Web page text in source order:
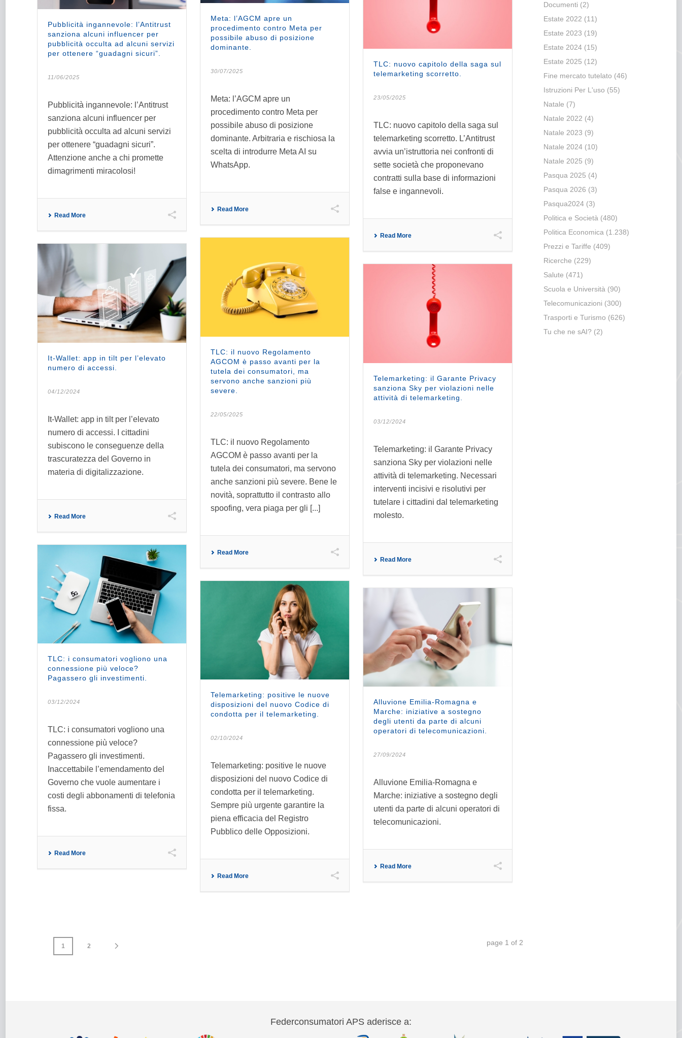
Meta: l’AGCM apre un
procedimento contro Meta per
possibile abuso di posizione
dominante.
30/07/2025
Meta: l’AGCM apre un
procedimento contro Meta per
possibile abuso di posizione
dominante. Arbitraria e rischiosa la
scelta di introdurre Meta AI su
WhatsApp.
Read More
Pubblicità ingannevole: l’Antitrust
sanziona alcuni influencer per
pubblicità occulta ad alcuni servizi
per ottenere “guadagni sicuri”.
11/06/2025
Pubblicità ingannevole: l’Antitrust
sanziona alcuni influencer per
pubblicità occulta ad alcuni servizi
per ottenere “guadagni sicuri”.
Attenzione anche a chi promette
dimagrimenti miracolosi!
Read More
TLC: nuovo capitolo della saga sul
telemarketing scorretto.
23/05/2025
TLC: nuovo capitolo della saga sul
telemarketing scorretto. L’Antitrust
avvia un’istruttoria nei confronti di
sette società che proponevano
contratti sulla base di informazioni
false e ingannevoli.
Read More
TLC: il nuovo Regolamento
AGCOM è passo avanti per la
tutela dei consumatori, ma
servono anche sanzioni più
severe.
22/05/2025
TLC: il nuovo Regolamento
AGCOM è passo avanti per la
tutela dei consumatori, ma servono
anche sanzioni più severe. Bene le
novità, soprattutto il contrasto allo
spoofing, vera piaga per gli [...]
Read More
It-Wallet: app in tilt per l’elevato
numero di accessi.
04/12/2024
It-Wallet: app in tilt per l’elevato
numero di accessi. I cittadini
subiscono le conseguenze della
trascuratezza del Governo in
materia di digitalizzazione.
Read More
Telemarketing: il Garante Privacy
sanziona Sky per violazioni nelle
attività di telemarketing.
03/12/2024
Telemarketing: il Garante Privacy
sanziona Sky per violazioni nelle
attività di telemarketing. Necessari
interventi incisivi e risolutivi per
tutelare i cittadini dal telemarketing
molesto.
Read More
TLC: i consumatori vogliono una
connessione più veloce?
Pagassero gli investimenti.
03/12/2024
TLC: i consumatori vogliono una
connessione più veloce?
Pagassero gli investimenti.
Inaccettabile l’emendamento del
Governo che vuole aumentare i
costi degli abbonamenti di telefonia
fissa.
Read More
Telemarketing: positive le nuove
disposizioni del nuovo Codice di
condotta per il telemarketing.
02/10/2024
Telemarketing: positive le nuove
disposizioni del nuovo Codice di
condotta per il telemarketing.
Sempre più urgente garantire la
piena efficacia del Registro
Pubblico delle Opposizioni.
Read More
Alluvione Emilia-Romagna e
Marche: iniziative a sostegno
degli utenti da parte di alcuni
operatori di telecomunicazioni.
27/09/2024
Alluvione Emilia-Romagna e
Marche: iniziative a sostegno degli
utenti da parte di alcuni operatori di
telecomunicazioni.
Read More
1 2 page 1 of 2
Documenti (2)
Estate 2022 (11)
Estate 2023 (19)
Estate 2024(15)
Estate 2025 (12)
Fine mercato tutelato (46)
Istruzioni Per L'uso (55)
Natale (7)
Natale 2022 (4)
Natale 2023 (9)
Natale 2024(10)
Natale 2025 (9)
Pasqua 2025 (4)
Pasqua 2026 (3)
Pasqua2024(3)
Politica e Società (480)
Politica Economica (1.238)
Prezzi e Tariffe (409)
Ricerche (229)
Salute (471)
Scuola e Università (90)
Telecomunicazioni (300)
Trasporti e Turismo (626)
Tu che ne sAI? (2)
Federconsumatori APS aderisce a: